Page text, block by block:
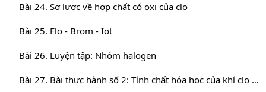
Bài 24. Sơ lược về hợp chất có oxi của clo
Bài 25. Flo - Brom - Iot
Bài 26. Luyện tập: Nhóm halogen
Bài 27. Bài thực hành số 2: Tính chất hóa học của khí clo và hợp chất của clo